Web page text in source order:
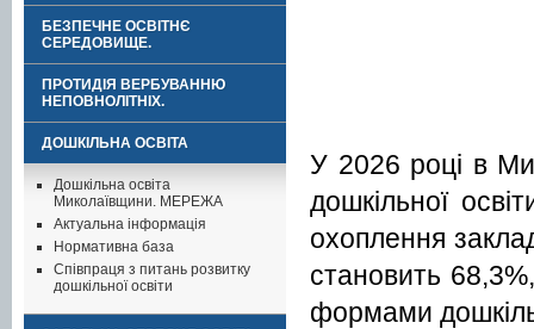
БЕЗПЕЧНЕ ОСВІТНЄ
СЕРЕДОВИЩЕ.
ПРОТИДІЯ ВЕРБУВАННЮ
НЕПОВНОЛІТНІХ.
ДОШКІЛЬНА ОСВІТА
Дошкільна освіта
Миколаївщини. МЕРЕЖА
Актуальна інформація
Нормативна база
Співпраця з питань розвитку
дошкільної освіти
У 2026 році в
дошкільної
охоплення
становить
формами